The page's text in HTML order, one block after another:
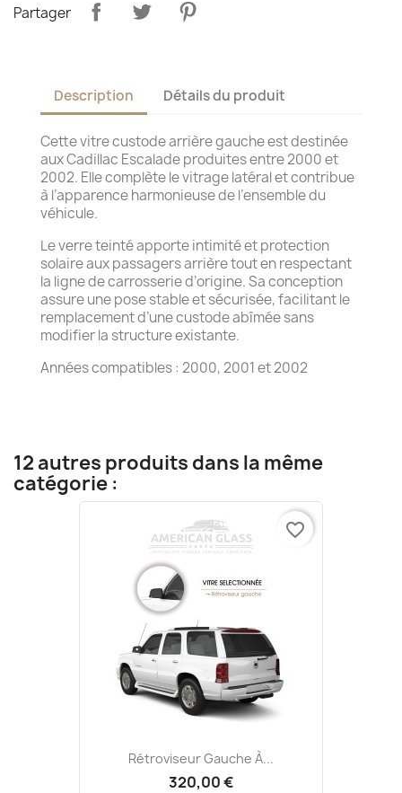
Partager
Description Détails du produit
Cette vitre custode arrière gauche est destinée
aux Cadillac Escalade produites entre 2000 et
2002. Elle complète le vitrage latéral et contribue
à l’apparence harmonieuse de l’ensemble du
véhicule.
Le verre teinté apporte intimité et protection
solaire aux passagers arrière tout en respectant
la ligne de carrosserie d’origine. Sa conception
assure une pose stable et sécurisée, facilitant le
remplacement d’une custode abîmée sans
modifier la structure existante.
Années compatibles : 2000, 2001 et 2002
12 autres produits dans la même
catégorie :
Rétroviseur Gauche À...
320,00 €
favorite_border